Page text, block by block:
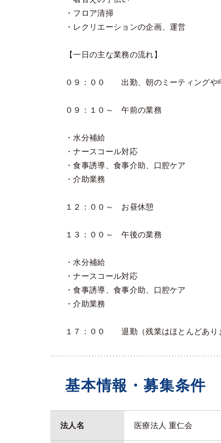
・フロア清掃
・レクリエーションの企画、運営
【一日の主な業務の流れ】
０９：００ 出勤、朝のミーティングや
０９：１０～ 午前の業務
・水分補給
・ナースコール対応
・食事誘導、食事介助、口腔ケア
・介助業務
１２：００～ お昼休憩
１３：００～ 午後の業務
・水分補給
・ナースコール対応
・食事誘導、食事介助、口腔ケア
・介助業務
１７：００ 退勤（残業はほとんどあり
基本情報・募集条件
法人名 医療法人 重仁会